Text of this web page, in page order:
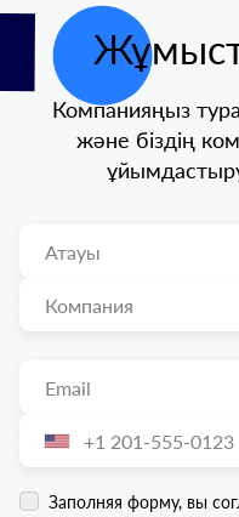
Компанияңыз
және біздің
Заполняя форму, вы